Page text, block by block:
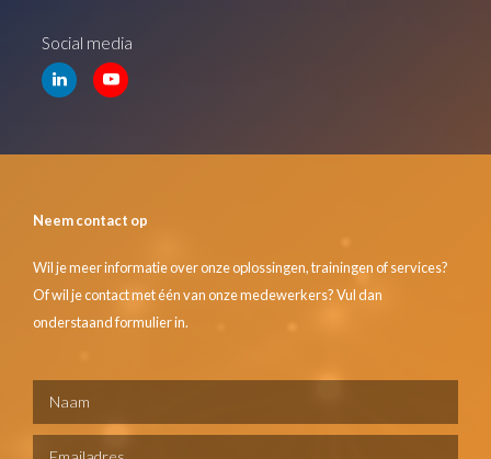
Social media
Neem contact op
Wil je meer informatie over onze oplossingen, trainingen of services?
Of wil je contact met één van onze medewerkers? Vul dan
onderstaand formulier in.